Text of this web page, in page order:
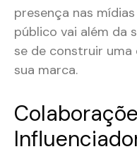
presença nas
público vai além da
se de construir
sua marca.